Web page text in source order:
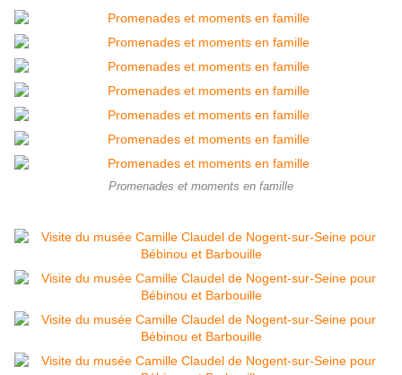
Promenades et moments en famille